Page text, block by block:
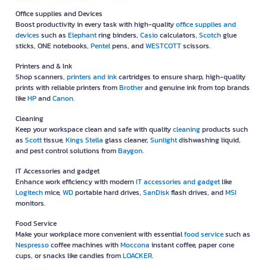
Office supplies and Devices
Boost productivity in every task with high-qualityoffice supplies and
devices such as Elephantring binders, Casiocalculators, Scotchglue
sticks, ONE notebooks, Pentelpens, andWESTCOTTscissors.
Printers and & Ink
Shop scanners, printers and inkcartridges to ensure sharp, high-quality
prints with reliable printers fromBrotherand genuine ink from top brands
likeHPandCanon.
Cleaning
Keep your workspace clean and safe with qualitycleaningproducts such
as Scotttissue, Kings Stella glass cleaner, Sunlightdishwashing liquid,
and pest control solutions fromBaygon.
IT Accessories and gadget
Enhance work efficiency with modernIT accessories and gadgetlike
Logitechmice, WDportable hard drives, SanDiskflash drives, andMSI
monitors.
Food Service
Make your workplace more convenient with essentialfood servicesuch as
Nespressocoffee machines withMoccona instant coffee, paper cone
cups, or snacks like candies fromLOACKER.